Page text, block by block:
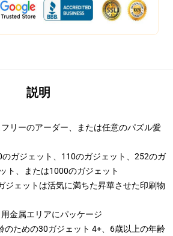
説明
リーのアーダー、または任意のパズル愛
ガジェット、110のガジェット、252のガ
ト、または1000のガジェット
ジェットは活気に満ちた昇華させた印刷物
金属エリアにパッケージ
のための30ガジェット 4+、6歳以上の年齢